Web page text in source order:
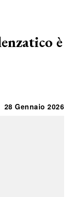
è
28 Gennaio 2026